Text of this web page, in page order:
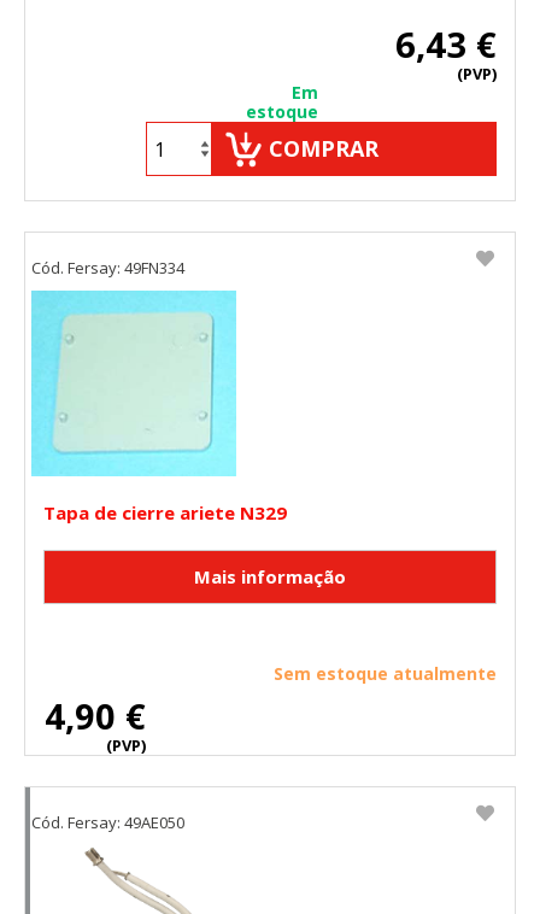
6,43 €
(PVP)
Em
estoque
COMPRAR
Tapa de cierre ariete N329
4,90 €
(PVP)
Sem estoque atualmente
Cód. Fersay: 49FN334
Cód. Fersay: 49AE050